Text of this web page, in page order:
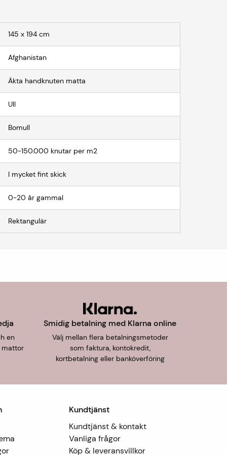
145 x 194 cm
Afghanistan
Äkta handknuten matta
Ull
Bomull
50-150.000 knutar per m2
I mycket fint skick
0-20 år gammal
Rektangulär
en
mattor
Smidig betalning med Klarna online
Välj mellan flera betalningsmetoder
som faktura, kontokredit,
kortbetalning eller banköverföring
Kundtjänst
Kundtjänst & kontakt
Vanliga frågor
Köp & leveransvillkor